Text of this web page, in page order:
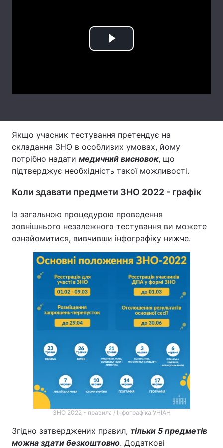
Play
Якщо учасник тестування претендує на
складання ЗНО в особливих умовах, йому
потрібно надати медичний висновок, що
підтверджує необхідність такої можливості.
Коли здавати предмети ЗНО 2022 - графік
Із загальною процедурою проведення
зовнішнього незалежного тестування ви можете
ознайомитися, вивчивши інфографіку нижче.
ЗНО 2022 - правила / Інфографіка УНІАН
Згідно затверджених правил, тільки 5 предметів
можна здати безкоштовно. Додаткові